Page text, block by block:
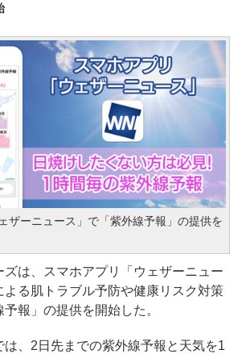
ザーニュース」で「紫外線予報」の提供を
は、スマホアプリ「ウェザーニュー
よる肌トラブル予防や健康リスク対策
報」の提供を開始した。
は、2日先までの紫外線予報と天気を1